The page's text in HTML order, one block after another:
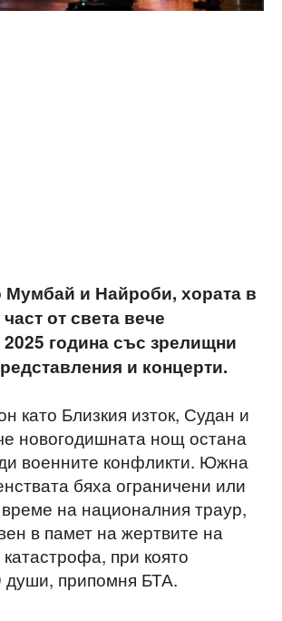
и Найроби, хората в
от света вече
година със зрелищни
и концерти.
като Близкия изток, Судан и
новогодишната нощ остана
военните конфликти. Южна
бяха ограничени или
на националния траур,
в памет на жертвите на
при която
души, припомня БТА.